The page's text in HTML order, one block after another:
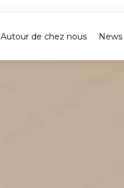
Autour de chez nous News